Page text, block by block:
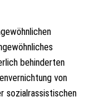
behinderten
von
sozialrassistischen